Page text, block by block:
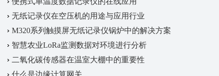
无纸记录仪在空压机的用途与应用行业
M320系列触摸屏无纸记录仪锅炉中的解决方案
智慧农业LoRa监测数据对环境进行分析
二氧化碳传感器在温室大棚中的重要性